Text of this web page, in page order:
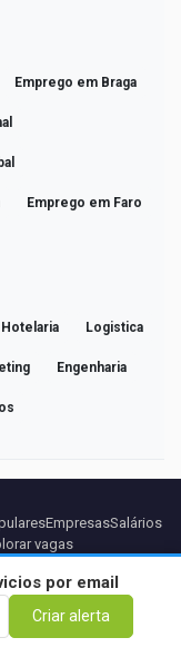
Emprego em Braga
Emprego em Faro
Hotelaria Logistica
Engenharia
por email
Criar alerta
EmpresasSalários
vagas
Termos Premium
Contato